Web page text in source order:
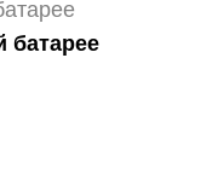
батарее